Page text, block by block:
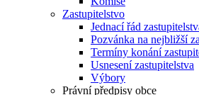
Zastupitelstvo
Jednací řád
Pozvánka na nejbližší
Termíny konání
Usnesení zastupitelstva
Výbory
Právní předpisy obce